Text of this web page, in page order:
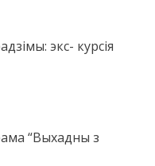
экс- курсія
“Выхадны з